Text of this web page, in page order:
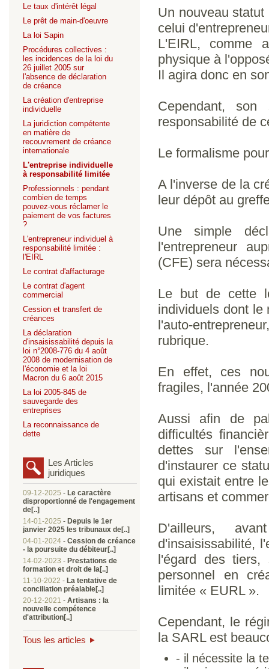
Le taux d'intérêt légal
Le prêt de main-d'oeuvre
La loi Sapin
Procédures collectives :
les incidences de la loi du
26 juillet 2005 sur
l'absence de déclaration
de créance
La création d'entreprise
individuelle
La juridiction compétente
en matière de
recouvrement de créance
internationale
L'entreprise individuelle
à responsabilité limitée
Professionnels : pendant
combien de temps
pouvez-vous réclamer le
paiement de vos factures
?
L'entrepreneur individuel à
responsabilité limitée :
l'EIRL
Le contrat d'affacturage
Le contrat d'agent
commercial
Cession et transfert de
créances
La déclaration
d'insaisissabilité depuis la
loi n°2008-776 du 4 août
2008 de modernisation de
l'économie et la loi
Macron du 6 août 2015
La loi 2005-845 de
sauvegarde des
entreprises
La reconnaissance de
dette
Les Articles
juridiques
09-12-2025 - Le caractère
disproportionné de l'engagement
de[..]
14-01-2025 - Depuis le 1er
janvier 2025 les tribunaux de[..]
04-01-2024 - Cession de créance
- la poursuite du débiteur[..]
14-02-2023 - Prestations de
formation et droit de la[..]
11-10-2022 - La tentative de
conciliation préalable[..]
20-12-2021 - Artisans : la
nouvelle compétence
d'attribution[..]
Tous les articles
Un nouveau
celui
L'EIRL, comme
physique à
Il agira donc en
Cependant,
responsabilité de
Le formalisme
A l'inverse de la
leur dépôt au
Une simple
l'entrepreneur
(CFE) sera
Le but de cette
individuels dont le
l'auto-
rubrique.
En effet, ces
fragiles, l'année
Aussi afin de
difficultés
dettes sur
d'instaurer ce
qui existait entre
artisans et
D'ailleurs,
d'insaisissabilité,
l'égard des tiers,
personnel en
limitée « EURL ».
Cependant, le
la SARL est
- il nécessite la